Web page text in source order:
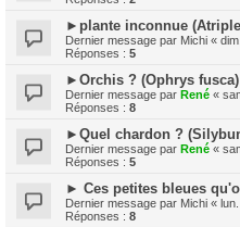
►plante inconnue
Dernier message par Michi «
Réponses : 5
►Orchis ? (Ophrys fusca)
Dernier message par René «
Réponses : 8
►Quel chardon ?
Dernier message par René «
Réponses : 5
► Ces petites bleues
Dernier message par Michi «
Réponses : 8